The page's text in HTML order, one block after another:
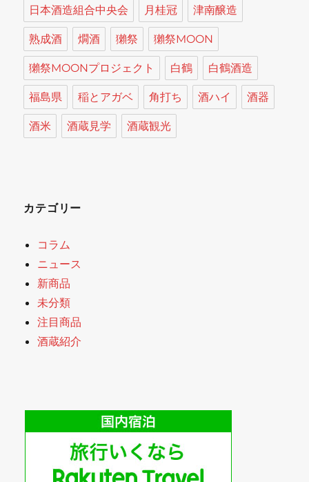
日本酒造組合中央会 月桂冠 津南醸造
熟成酒 燗酒 獺祭 獺祭MOON
獺祭MOONプロジェクト 白鶴 白鶴酒造
福島県 稲とアガベ 角打ち 酒ハイ 酒器
酒米 酒蔵見学 酒蔵観光
カテゴリー
コラム
ニュース
新商品
未分類
注目商品
酒蔵紹介